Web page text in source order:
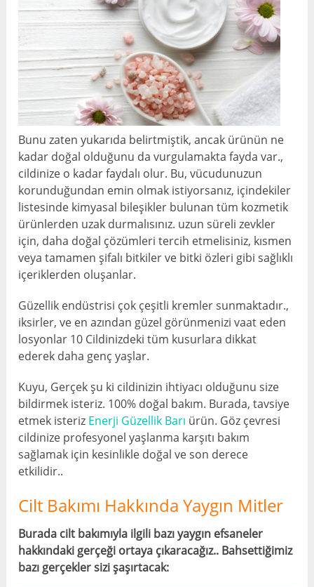
Bunu zaten yukarıda belirtmiştik, ancak ürünün ne
kadar doğal olduğunu da vurgulamakta fayda var.,
cildinize o kadar faydalı olur. Bu, vücudunuzun
korunduğundan emin olmak istiyorsanız, içindekiler
listesinde kimyasal bileşikler bulunan tüm kozmetik
ürünlerden uzak durmalısınız. uzun süreli zevkler
için, daha doğal çözümleri tercih etmelisiniz, kısmen
veya tamamen şifalı bitkiler ve bitki özleri gibi sağlıklı
içeriklerden oluşanlar.
Güzellik endüstrisi çok çeşitli kremler sunmaktadır.,
iksirler, ve en azından güzel görünmenizi vaat eden
losyonlar 10 Cildinizdeki tüm kusurlara dikkat
ederek daha genç yaşlar.
Kuyu, Gerçek şu ki cildinizin ihtiyacı olduğunu size
bildirmek isteriz. 100% doğal bakım. Burada, tavsiye
etmek isteriz Enerji Güzellik Barı ürün. Göz çevresi
cildinize profesyonel yaşlanma karşıtı bakım
sağlamak için kesinlikle doğal ve son derece
etkilidir..
Cilt Bakımı Hakkında Yaygın Mitler
Burada cilt bakımıyla ilgili bazı yaygın efsaneler
hakkındaki gerçeği ortaya çıkaracağız.. Bahsettiğimiz
bazı gerçekler sizi şaşırtacak: